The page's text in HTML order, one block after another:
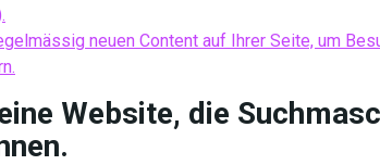
neuen Content auf Ihrer Seite, um
Website, die